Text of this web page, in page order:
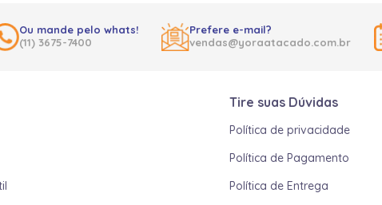
Ou mande pelo whats!
(11) 3675-7400
Prefere e-mail?
vendas@yoraatacado.com.br
Tire suas Dúvidas
Política de privacidade
Política de Pagamento
Política de Entrega